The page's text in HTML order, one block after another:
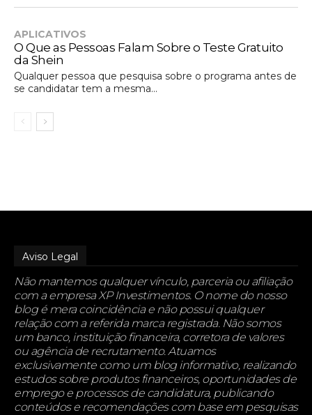
APLICATIVOS
O Que as Pessoas Falam Sobre o Teste Gratuito
da Shein
Qualquer pessoa que pesquisa sobre o programa antes de
se candidatar tem a mesma...
Aviso Legal
Não mantemos qualquer vínculo, parceria ou afiliação
com a empresa XP Investimentos. O nome do nosso
blog é mera coincidência e não possui qualquer
relação com a referida marca registrada. Não somos
um banco, instituição financeira, corretora de valores
ou agência de recrutamento. Atuamos
exclusivamente como um blog informativo, realizando
estudos sobre produtos financeiros, oportunidades de
emprego e processos de candidatura, publicando
conteúdos e recomendações com base em pesquisas